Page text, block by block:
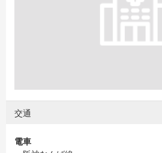
交通
電車